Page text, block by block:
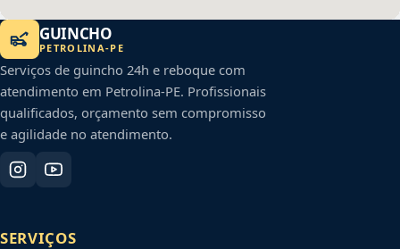
GUINCHO
PETROLINA-PE
Serviços de guincho 24h e reboque com
atendimento em Petrolina-PE. Profissionais
qualificados, orçamento sem compromisso
e agilidade no atendimento.
SERVIÇOS